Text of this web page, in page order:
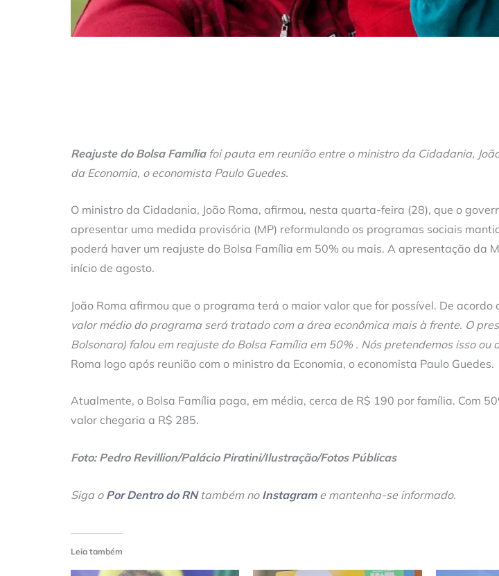
Reajuste do Bolsa Famíliafoi pauta em reunião entre o ministro da Cidadania,
da Economia, o economista Paulo Guedes.
O ministro da Cidadania, João Roma, afirmou, nesta quarta-feira (28), que o
apresentar uma medida provisória (MP) reformulando os programas sociais
poderá haver um reajuste do Bolsa Família em 50% ou mais. A apresentação da
início de agosto.
João Roma afirmou que o programa terá o maior valor que for possível. De acordo
valor médio do programa será tratado com a área econômica mais à frente. O
Bolsonaro) falou em reajuste do Bolsa Família em 50% . Nós pretendemos isso ou
Roma logo após reunião com o ministro da Economia, o economista Paulo Guedes.
Atualmente, o Bolsa Família paga, em média, cerca de R$ 190 por família. Com
valor chegaria a R$ 285.
Foto: Pedro Revillion/Palácio Piratini/Ilustração/Fotos Públicas
Siga o Por Dentro do RN também no Instagrame mantenha-se informado.
Leia também